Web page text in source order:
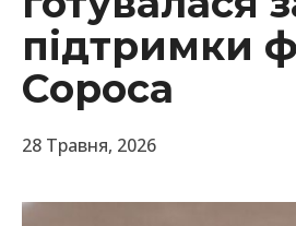
підтримки
Сороса
28 Травня, 2026